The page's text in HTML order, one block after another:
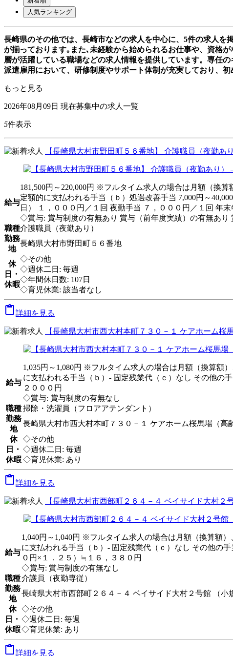
人気ランキング
長崎県のその他では、長崎市などの求人を中心に、5件の求人
が揃っております｡また､未経験から始められるお仕事や、資格
層が活躍している職場などの求人情報を提供しています。専任
派遣雇用において、研修制度やサポート体制が充実しており、
もっと見る
2026年08月09日 現在募集中の求人一覧
5件表示
【長崎県大村市野田町５６番地】 介護職員（夜勤あ
給与
181,500円～220,000円 ※フルタイム求人の場合は月額（換
定額的に支払われる手当（ｂ）処遇改善手当 7,000円～
日） １，０００円／１回 夜勤手当 ７，０００円／１回 年末
◇賞与: 賞与制度の有無あり 賞与（前年度実績）の有無あり
職種介護職員（夜勤あり）
勤務
地
長崎県大村市野田町５６番地
休
日・
休暇
◇その他
◇週休二日: 毎週
◇年間休日数: 107日
◇育児休業: 該当者なし
 詳細を見る
【長崎県大村市西大村本町７３０－１ ケアホーム
給与
1,035円～1,080円 ※フルタイム求人の場合は月額（換算額
に支払われる手当（ｂ）- 固定残業代（ｃ）なし その他の
２０００円
◇賞与: 賞与制度の有無なし
職種 掃除・洗濯員（フロアアテンダント）
勤務
地
長崎県大村市西大村本町７３０－１ ケアホーム桜馬場（高
休
日・
休暇
◇その他
◇週休二日: 毎週
◇育児休業: あり
 詳細を見る
【長崎県大村市西部町２６４－４ ベイサイド大村
給与
1,040円～1,040円 ※フルタイム求人の場合は月額（換算額
に支払われる手当（ｂ）- 固定残業代（ｃ）なし その他の
０円×１．２５）≒１６，３８０円
◇賞与: 賞与制度の有無なし
職種介護員（夜勤専従）
勤務
地
長崎県大村市西部町２６４－４ ベイサイド大村２号館 （小
休
日・
休暇
◇その他
◇週休二日: 毎週
◇育児休業: あり
 詳細を見る